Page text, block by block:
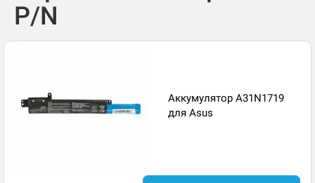
P/N
Аккумулятор A31N1719
для Asus